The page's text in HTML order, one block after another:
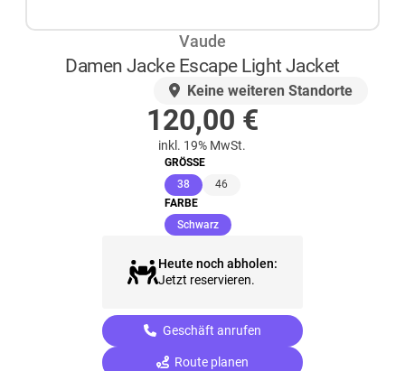
Vaude
Damen Jacke Escape Light Jacket
Keine weiteren Standorte
120,00 €
inkl. 19% MwSt.
GRÖSSE
38(ausgewählt)
46
FARBE
Schwarz(ausgewählt)
Heute noch abholen:
Jetzt reservieren.
Geschäft anrufen
Route planen